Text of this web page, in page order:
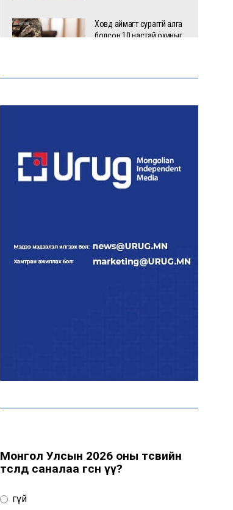
Ховд аймагт сураггүй алга
болсон 10 настай охиныг
Ихэнх нутгаар халж, зарим
бүсэд аадар бороо орно
НАТО-гийн логистикийн
чухал төв Лейпцигийн
нисэх буудалд бөмбөгтэй
Маргааш цахилгаан
Монгол Улсын 2026 оны төсвийн
төсөлд саналаа өгсөн үү?
Үгүй